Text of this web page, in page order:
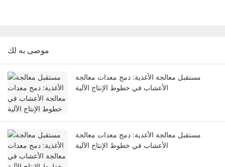
موصى به لك
مستقبل معالجة الأغذية: دمج معدات معالجة
الأعشاب في خطوط الإنتاج الآلية
مستقبل معالجة الأغذية: دمج معدات معالجة
الأعشاب في خطوط الإنتاج الآلية